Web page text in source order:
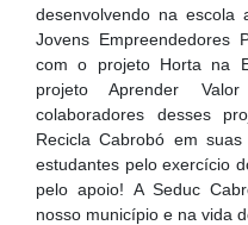
desenvolvendo na
Jovens Empreendedores
com o projeto Horta na
projeto Aprender
colaboradores desses
Recicla Cabrobó em
estudantes pelo exercício
pelo apoio! A Seduc
nosso município e na vida